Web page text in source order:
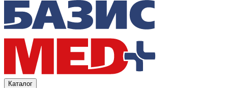
Каталог